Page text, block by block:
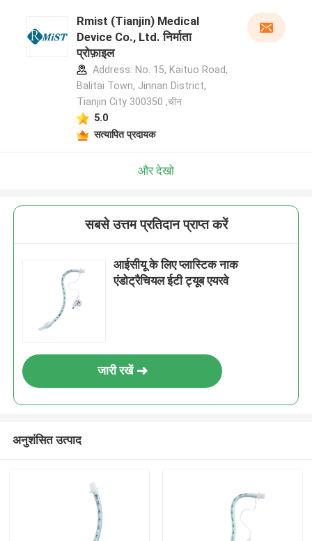
Rmist (Tianjin) Medical
Device Co., Ltd. निर्माता
प्रोफ़ाइल
Address: No. 15, Kaituo Road,
Balitai Town, Jinnan District,
Tianjin City 300350 ,चीन
5.0
सत्यापित प्रदायक
और देखो
सबसे उत्तम प्रतिदान प्राप्त करें
आईसीयू के लिए प्लास्टिक नाक
एंडोट्रैचियल ईटी ट्यूब एयरवे
जारी रखें
अनुशंसित उत्पाद